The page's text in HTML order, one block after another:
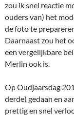
zou ik snel reactie
ouders van) het
de foto te
Daarnaast zou het
een vergelijkbare
Merlin ook is.
Op Oudjaarsdag
derde) gedaan en
prettig en snel